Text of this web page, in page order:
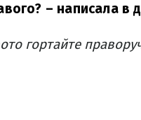
– написала в
гортайте